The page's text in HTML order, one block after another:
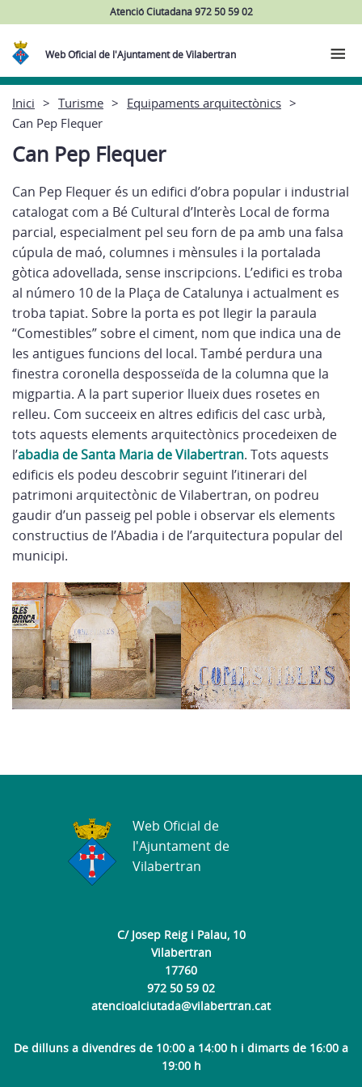
Atenció Ciutadana 972 50 59 02
Web Oficial de l'Ajuntament de Vilabertran
Inici Turisme
Equipaments arquitectònics
Can Pep Flequer
Can Pep Flequer
Can Pep Flequer és un edifici d’obra popular i industrial
catalogat com a Bé Cultural d’Interès Local de forma
parcial, especialment pel seu forn de pa amb una falsa
cúpula de maó, columnes i mènsules i la portalada
gòtica adovellada, sense inscripcions. L’edifici es troba
al número 10 de la Plaça de Catalunya i actualment es
troba tapiat. Sobre la porta es pot llegir la paraula
“Comestibles” sobre el ciment, nom que indica una de
les antigues funcions del local. També perdura una
finestra coronella desposseïda de la columna que la
migpartia. A la part superior llueix dues rosetes en
relleu. Com succeeix en altres edificis del casc urbà,
tots aquests elements arquitectònics procedeixen de
l’abadia de Santa Maria de Vilabertran. Tots aquests
edificis els podeu descobrir seguint l’itinerari del
patrimoni arquitectònic de Vilabertran, on podreu
gaudir d’un passeig pel poble i observar els elements
constructius de l’Abadia i de l’arquitectura popular del
municipi.
C/ Josep Reig i Palau, 10
Vilabertran
17760
972 50 59 02
atencioalciutada@vilabertran.cat
De dilluns a divendres de 10:00 a 14:00 h i dimarts de 16:00 a
19:00 h
Web Oficial de
l'Ajuntament de
Vilabertran